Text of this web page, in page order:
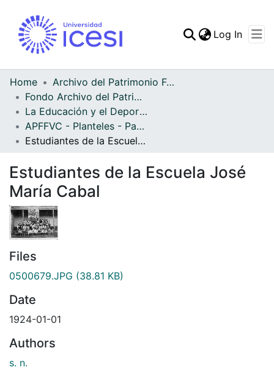
Log In
Home
Archivo del Patrimonio Fotográfico y Fílmico del Valle del Cauca
Fondo Archivo del Patrimonio Fotográfico y Fílmico del Valle del Cauca
La Educación y el Deporte
APFFVC - Planteles - Patrimonial
Estudiantes de la Escuela José María Cabal
Estudiantes de la Escuela José
María Cabal
Files
0500679.JPG (38.81 KB)
Date
1924-01-01
Authors
s. n.